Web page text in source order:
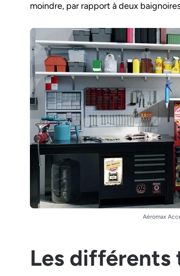
moindre, par rapport à deux
Aéromax
Les différents